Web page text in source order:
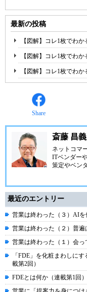
最新の投稿
【図解】コレ1枚でわ
【図解】コレ1枚でわ
【図解】コレ1枚でわ
Share
斎藤 昌義
ネットコマ
ITベンダー
策定やベン
最近のエントリー
営業は終わった（３）AI
営業は終わった（２）普
営業は終わった（１）会
「FDE」を化粧まわしに
載第2回）
FDEとは何か（連載第1回